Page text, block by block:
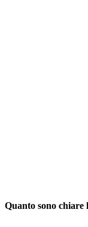
Quanto sono chiare